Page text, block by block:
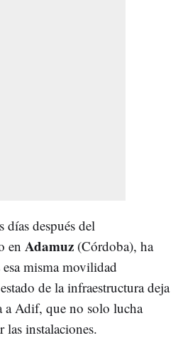
días después del
en Adamuz (Córdoba), ha
misma movilidad
de la infraestructura deja
a Adif, que no solo lucha
las instalaciones.